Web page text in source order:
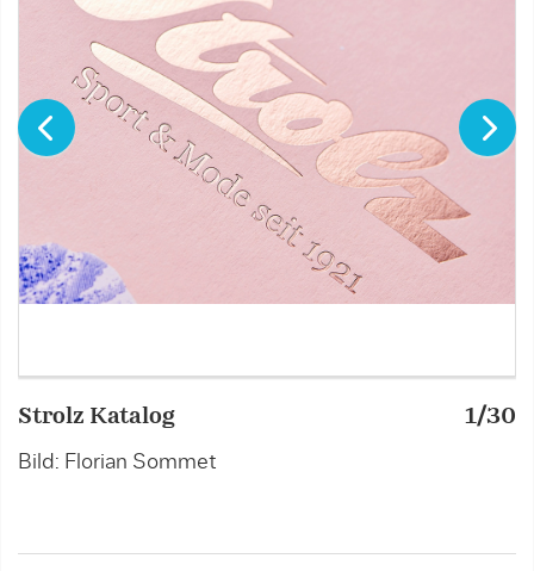
Strolz Katalog
Bild: Florian Sommet
1/30